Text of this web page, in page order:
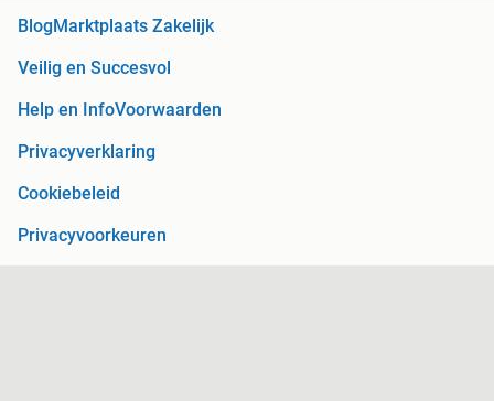
BlogMarktplaats Zakelijk
Veilig en Succesvol
Help en InfoVoorwaarden
Privacyverklaring
Cookiebeleid
Privacyvoorkeuren